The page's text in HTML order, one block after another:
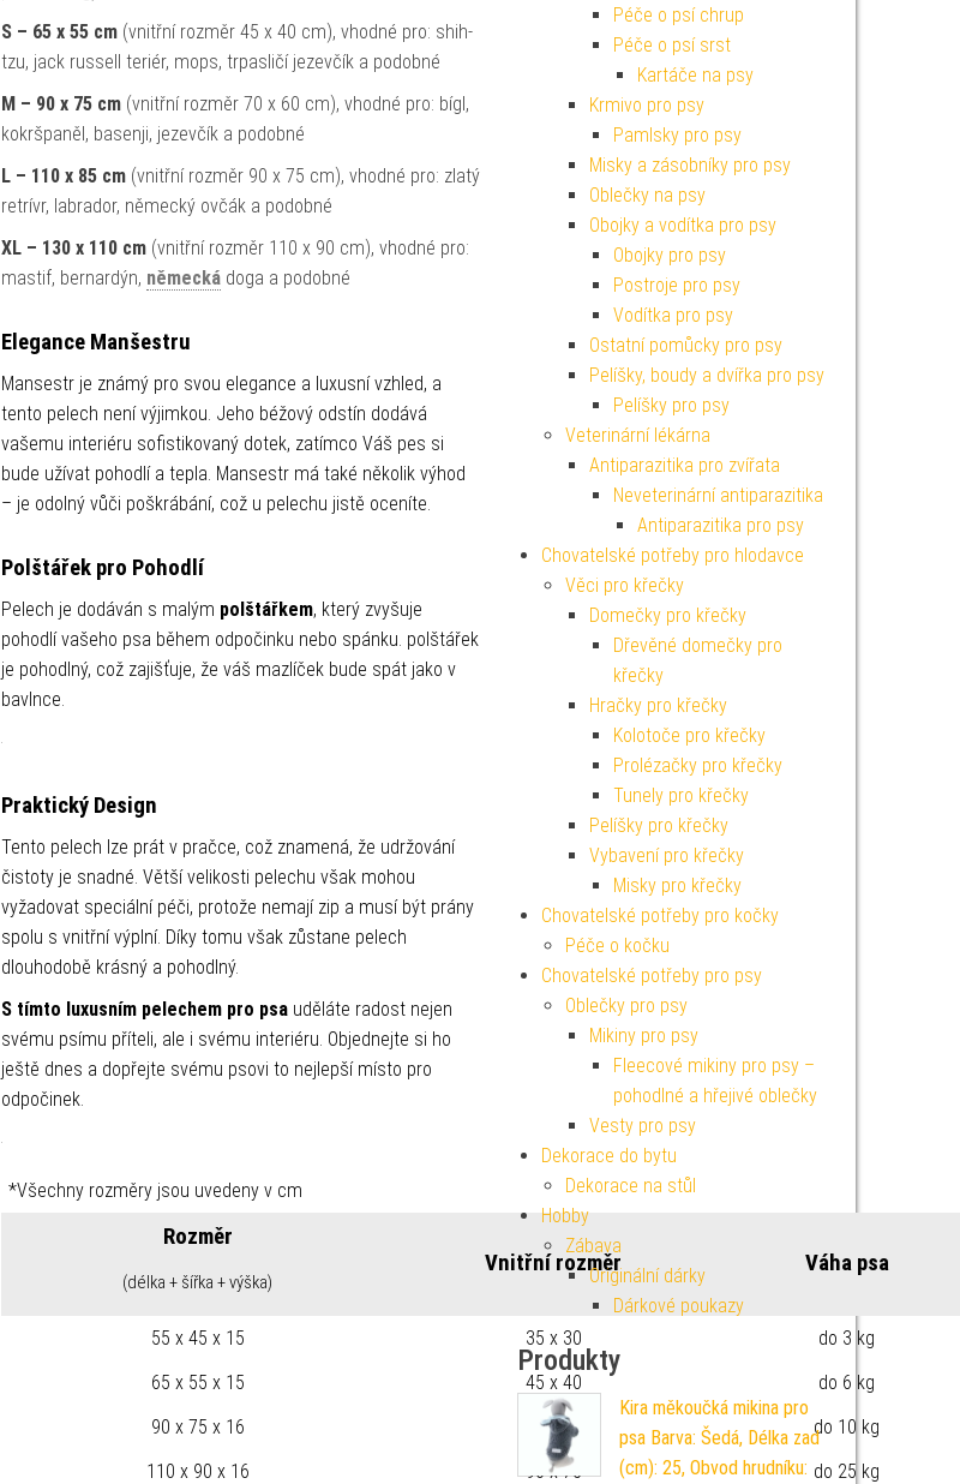
S – 65 x 55 cm(vnitřní rozměr 45 x 40 cm), vhodné pro: shih-
tzu, jack russell teriér, mops, trpasličí jezevčík a podobné
M – 90 x 75 cm(vnitřní rozměr 70 x 60 cm), vhodné pro: bígl,
kokršpaněl, basenji, jezevčík a podobné
L – 110 x 85 cm(vnitřní rozměr 90 x 75 cm), vhodné pro: zlatý
retrívr, labrador, německý ovčák a podobné
XL – 130 x 110 cm(vnitřní rozměr 110 x 90 cm), vhodné pro:
mastif, bernardýn, německádoga a podobné
Elegance Manšestru
Mansestr je známý pro svou elegance a luxusní vzhled, a
tento pelech není výjimkou. Jeho béžový odstín dodává
vašemu interiéru sofistikovaný dotek, zatímco Váš pes si
bude užívat pohodlí a tepla. Mansestr má také několik výhod
– je odolný vůči poškrábání, což u pelechu jistě oceníte.
Polštářek pro Pohodlí
Pelech je dodáván s malým polštářkem, který zvyšuje
pohodlí vašeho psa během odpočinku nebo spánku. polštářek
je pohodlný, což zajišťuje, že váš mazlíček bude spát jako v
bavlnce.
Praktický Design
Tento pelech lze prát v pračce, což znamená, že udržování
čistoty je snadné. Větší velikosti pelechu však mohou
vyžadovat speciální péči, protože nemají zip a musí být prány
spolu s vnitřní výplní. Díky tomu však zůstane pelech
dlouhodobě krásný a pohodlný.
S tímto luxusním pelechem pro psauděláte radost nejen
svému psímu příteli, ale i svému interiéru. Objednejte si ho
ještě dnes a dopřejte svému psovi to nejlepší místo pro
odpočinek.
*Všechny rozměry jsou uvedeny v cm
Rozměr
(délka + šířka + výška)
Vnitřní rozměr Váha psa
55 x 45 x 15 35 x 30
do 3 kg
65 x 55 x 15
45 x 40
do 6 kg
90 x 75 x 16
70 x 60
do 10 kg
110 x 90 x 16
90 x 75
do 25 kg
Péče o psí chrup
Péče o psí srst
Kartáče na psy
Krmivo pro psy
Pamlsky pro psy
Misky a zásobníky pro psy
Oblečky na psy
Obojky a vodítka pro psy
Obojky pro psy
Postroje pro psy
Vodítka pro psy
Ostatní pomůcky pro psy
Pelíšky, boudy a dvířka pro psy
Pelíšky pro psy
Veterinární lékárna
Antiparazitika pro zvířata
Neveterinární antiparazitika
Antiparazitika pro psy
Chovatelské potřeby pro hlodavce
Věci pro křečky
Domečky pro křečky
Dřevěné domečky pro
křečky
Hračky pro křečky
Kolotoče pro křečky
Prolézačky pro křečky
Tunely pro křečky
Pelíšky pro křečky
Vybavení pro křečky
Misky pro křečky
Chovatelské potřeby pro kočky
Péče o kočku
Chovatelské potřeby pro psy
Oblečky pro psy
Mikiny pro psy
Fleecové mikiny pro psy –
pohodlné a hřejivé oblečky
Vesty pro psy
Dekorace do bytu
Dekorace na stůl
Hobby
Zábava
Originální dárky
Dárkové poukazy
Produkty
Kira měkoučká mikina pro
psa Barva: Šedá, Délka zad
(cm): 25, Obvod hrudníku: